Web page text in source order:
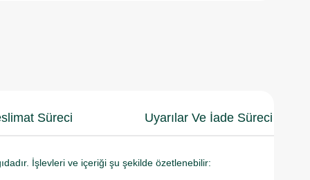
Süreci Uyarılar Ve İade Süreci
İşlevleri ve içeriği şu şekilde özetlenebilir: